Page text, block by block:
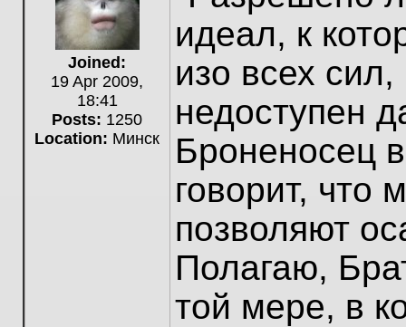
Joined:
19 Apr 2009,
18:41
Posts: 1250
Location: Минск
идеал, к
изо всех
недоступен
Броненосец
говорит, что
позволяют
Полагаю,
той мере, в